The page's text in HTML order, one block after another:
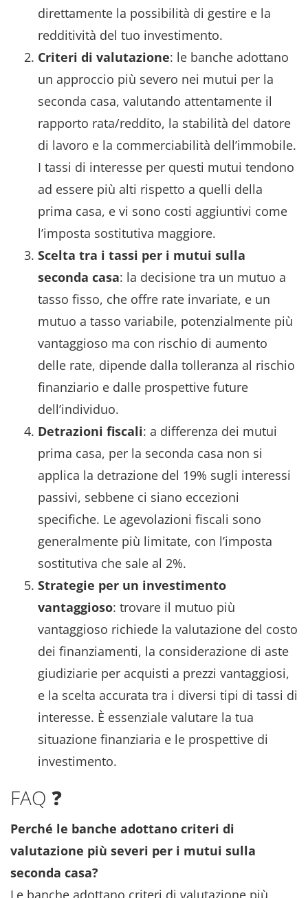
direttamente la possibilità di gestire e la
redditività del tuo investimento.
Criteri di valutazione: le banche adottano
un approccio più severo nei mutui per la
seconda casa, valutando attentamente il
rapporto rata/reddito, la stabilità del datore
di lavoro e la commerciabilità dell’immobile.
I tassi di interesse per questi mutui tendono
ad essere più alti rispetto a quelli della
prima casa, e vi sono costi aggiuntivi come
l’imposta sostitutiva maggiore.
Scelta tra i tassi per i mutui sulla
seconda casa: la decisione tra un mutuo a
tasso fisso, che offre rate invariate, e un
mutuo a tasso variabile, potenzialmente più
vantaggioso ma con rischio di aumento
delle rate, dipende dalla tolleranza al rischio
finanziario e dalle prospettive future
dell’individuo.
Detrazioni fiscali: a differenza dei mutui
prima casa, per la seconda casa non si
applica la detrazione del 19% sugli interessi
passivi, sebbene ci siano eccezioni
specifiche. Le agevolazioni fiscali sono
generalmente più limitate, con l’imposta
sostitutiva che sale al 2%.
Strategie per un investimento
vantaggioso: trovare il mutuo più
vantaggioso richiede la valutazione del costo
dei finanziamenti, la considerazione di aste
giudiziarie per acquisti a prezzi vantaggiosi,
e la scelta accurata tra i diversi tipi di tassi di
interesse. È essenziale valutare la tua
situazione finanziaria e le prospettive di
investimento.
FAQ ❓
Perché le banche adottano criteri di
valutazione più severi per i mutui sulla
seconda casa?
Le banche adottano criteri di valutazione più